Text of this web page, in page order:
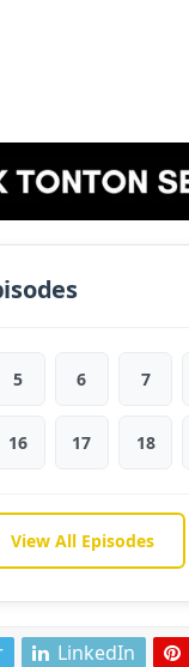
5 6 7
16 17 18
View All Episodes
LinkedIn